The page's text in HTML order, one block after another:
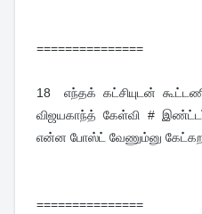
===============
18எந்தக் கட்சியுடன்
விஜயகாந்த் கேள்வி #
என்ன போஸ்ட் வேணும்னு
===============